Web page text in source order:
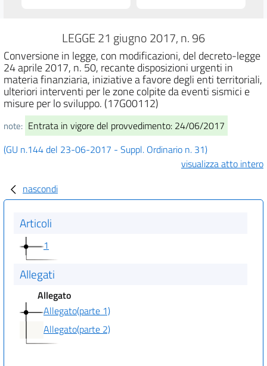
LEGGE 21 giugno 2017, n. 96
Conversione in legge, con modificazioni, del decreto-legge
24 aprile 2017, n. 50, recante disposizioni urgenti in
materia finanziaria, iniziative a favore degli enti territoriali,
ulteriori interventi per le zone colpite da eventi sismici e
misure per lo sviluppo. (17G00112)
note: Entrata in vigore del provvedimento: 24/06/2017
(GU n.144 del 23-06-2017 - Suppl. Ordinario n. 31)
visualizza atto intero
nascondi
Articoli
1
Allegati
Allegato
Allegato(parte 1)
Allegato(parte 2)